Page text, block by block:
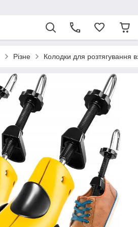
Різне Колодки для розтягування